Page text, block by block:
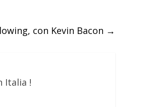
con Kevin Bacon →
Italia !